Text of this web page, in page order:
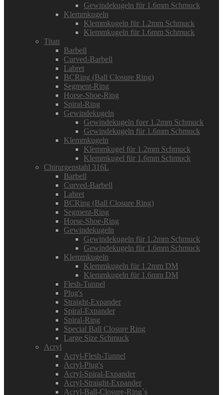
Gewindekugeln für 1.6mm Schmuck
Klemmkugeln
Klemmkugeln für 1.2mm Schmuck
Klemmkugeln für 1.6mm Schmuck
Titan
Barbell
Curved-Barbell
Labret
BCRing (Ball Closure Ring)
Segment-Ring
Horse-Shoe-Ring
Spiral-Ring
Gewindekugeln
Gewindekugeln fuer 1.2mm Schmuck
Gewindekugeln für 1.6mm Schmuck
Klemmkugeln
Klemmkugel für 1.2mm Schmuck
Klemmkugel für 1.6mm Schmuck
Chirurgenstahl 316L
Barbell
Curved-Barbell
Labret
BCRing (Ball Closure Ring)
Segment-Ring
Horse-Shoe-Ring
Gewindekugeln
Gewindekugeln für 1.2mm Schmuck
Gewindekugeln für 1.6mm Schmuck
Klemmkugeln
Klemmkugeln für 1.2mm DM
Klemmkugeln für 1.6mm DM
Flesh-Tunnel
Plug's
Straight-Expander
Spiral-Expander
Spiral-Ring
Special Ball Closure Ring
Large Size Schmuck
Acryl
Acryl-Flesh-Tunnel
Acryl-Plug's
Acryl-Spiral-Expander
Acryl-Straight-Expander
Acryl-Ball-Closure-Ring`s